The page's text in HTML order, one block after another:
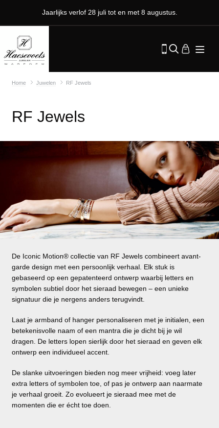
Jaarlijks verlof 28 juli tot en met 8 augustus.
Home Juwelen RF Jewels
RF Jewels
De Iconic Motion® collectie van RF Jewels combineert avant-
garde design met een persoonlijk verhaal. Elk stuk is
gebaseerd op een gepatenteerd ontwerp waarbij letters en
symbolen subtiel door het sieraad bewegen – een unieke
signatuur die je nergens anders terugvindt.
Laat je armband of hanger personaliseren met je initialen, een
betekenisvolle naam of een mantra die je dicht bij je wil
dragen. De letters lopen sierlijk door het sieraad en geven elk
ontwerp een individueel accent.
De slanke uitvoeringen bieden nog meer vrijheid: voeg later
extra letters of symbolen toe, of pas je ontwerp aan naarmate
je verhaal groeit. Zo evolueert je sieraad mee met de
momenten die er écht toe doen.